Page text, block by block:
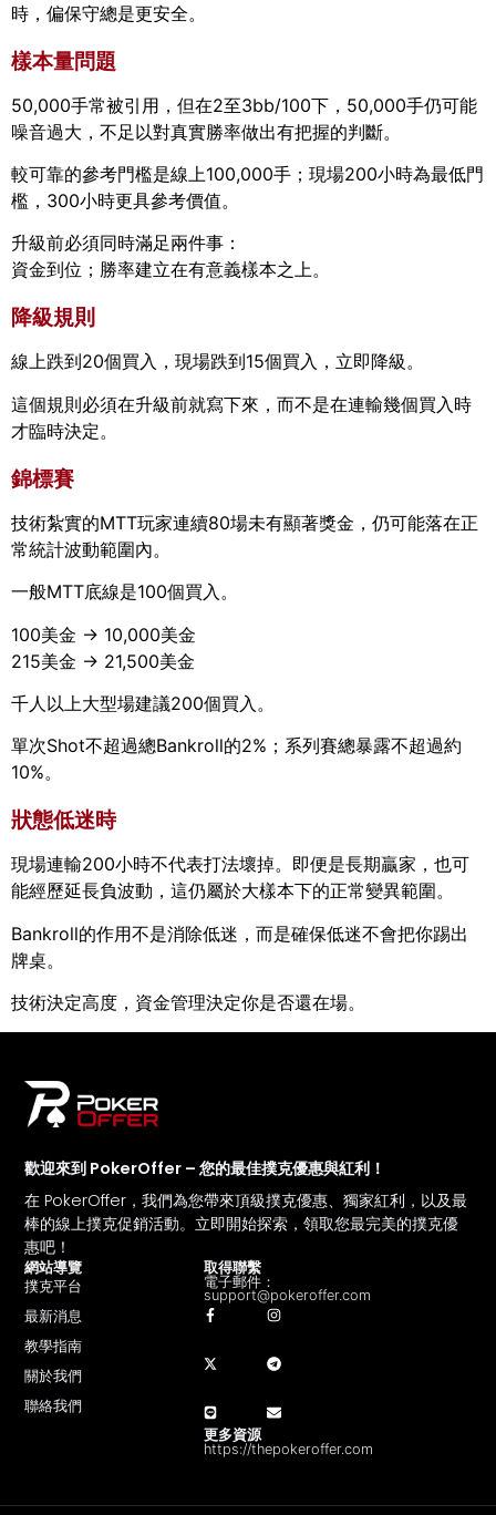
時，偏保守總是更安全。
樣本量問題
50,000手常被引用，但在2至3bb/100下，50,000手仍可能
噪音過大，不足以對真實勝率做出有把握的判斷。
較可靠的參考門檻是線上100,000手；現場200小時為最低門
檻，300小時更具參考價值。
升級前必須同時滿足兩件事：
資金到位；勝率建立在有意義樣本之上。
降級規則
線上跌到20個買入，現場跌到15個買入，立即降級。
這個規則必須在升級前就寫下來，而不是在連輸幾個買入時
才臨時決定。
錦標賽
技術紮實的MTT玩家連續80場未有顯著獎金，仍可能落在正
常統計波動範圍內。
一般MTT底線是100個買入。
100美金 → 10,000美金
215美金 → 21,500美金
千人以上大型場建議200個買入。
單次Shot不超過總Bankroll的2%；系列賽總暴露不超過約
10%。
狀態低迷時
現場連輸200小時不代表打法壞掉。即便是長期贏家，也可
能經歷延長負波動，這仍屬於大樣本下的正常變異範圍。
Bankroll的作用不是消除低迷，而是確保低迷不會把你踢出
牌桌。
技術決定高度，資金管理決定你是否還在場。
歡迎來到 PokerOffer – 您的最佳撲克優惠與紅利！
在 PokerOffer，我們為您帶來頂級撲克優惠、獨家紅利，以及最
棒的線上撲克促銷活動。立即開始探索，領取您最完美的撲克優
惠吧！
網站導覽
撲克平台
最新消息
教學指南
關於我們
聯絡我們
取得聯繫
電子郵件：
support@pokeroffer.com
更多資源
https://thepokeroffer.com